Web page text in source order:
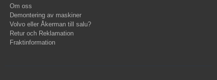
Om oss
Demontering av maskiner
Volvo eller Åkerman till salu?
Retur och Reklamation
Fraktinformation